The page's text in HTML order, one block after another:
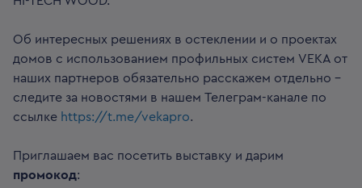
Об интересных решениях в остеклении и о проектах
домов с использованием профильных систем VEKA от
наших партнеров обязательно расскажем отдельно -
следите за новостями в нашем Телеграм-канале по
ссылке https://t.me/vekapro.
Приглашаем вас посетить выставку и дарим
промокод: